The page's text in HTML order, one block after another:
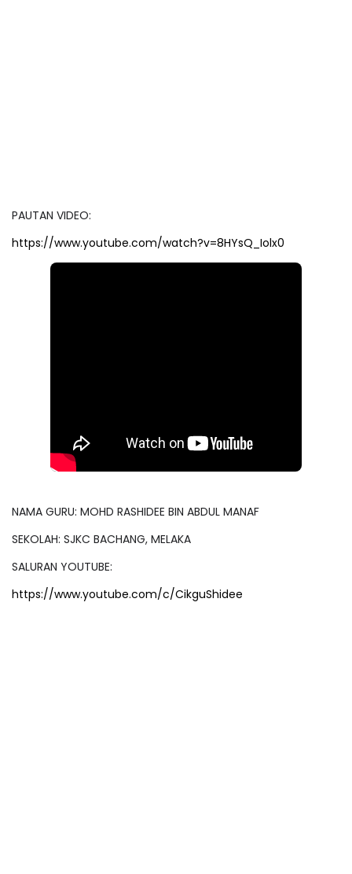
PAUTAN VIDEO:
https://www.youtube.com/watch?v=8HYsQ_Iolx0
NAMA GURU: MOHD RASHIDEE BIN ABDUL MANAF
SEKOLAH: SJKC BACHANG, MELAKA
SALURAN YOUTUBE:
https://www.youtube.com/c/CikguShidee